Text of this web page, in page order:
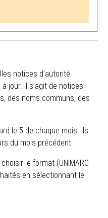
notices d’autorité
jour. Il s’agit de notices
des noms communs, des
le 5 de chaque mois. Ils
du mois précédent.
le format (UNIMARC
en sélectionnant le